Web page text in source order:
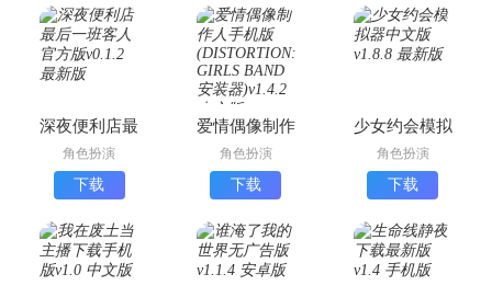
深夜便利店最
后一班客人官
方版
角色扮演
下载
爱情偶像制作
人手机版
(DISTORTION:
GIRLS BAND
角色扮演
下载
少女约会模拟
器中文版
角色扮演
下载